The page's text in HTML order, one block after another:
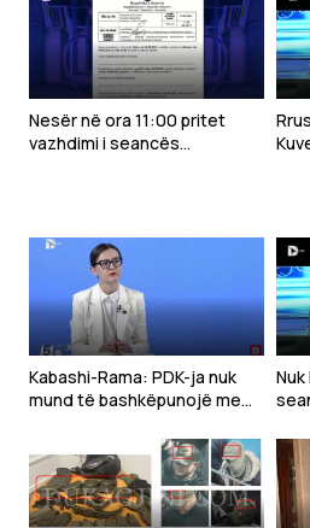
Nesër në ora 11:00 pritet
vazhdimi i seancës
Kabashi-Rama: PDK-ja nuk
mund të bashkëpunojë me
krizës shtetërore